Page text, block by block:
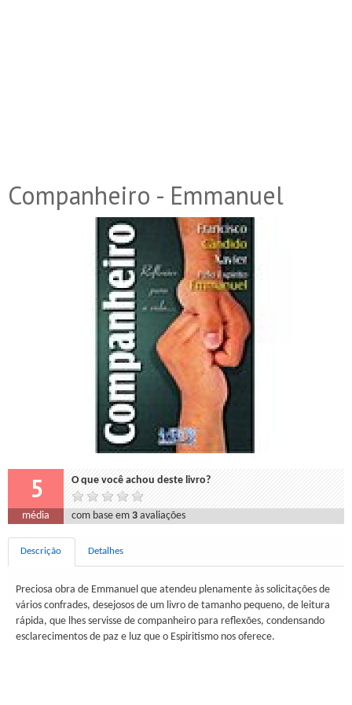
Companheiro - Emmanuel
5 O que você achou deste livro?
média com base em3 avaliações
Descrição Detalhes
Preciosa obra de Emmanuel que atendeu plenamente às solicitações de
vários confrades, desejosos de um livro de tamanho pequeno, de leitura
rápida, que lhes servisse de companheiro para reflexões, condensando
esclarecimentos de paz e luz que o Espiritismo nos oferece.